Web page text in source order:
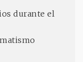
durante el